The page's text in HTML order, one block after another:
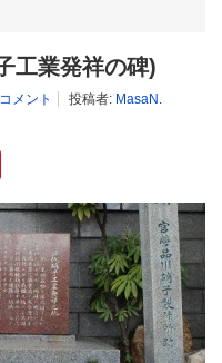
工業発祥の碑)
メント 投稿者: MasaN.